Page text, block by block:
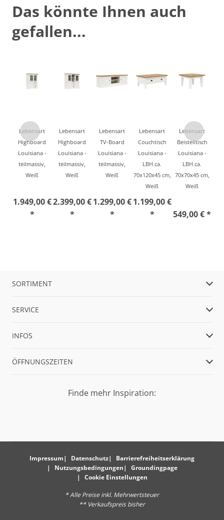
Das könnte Ihnen auch
gefallen...
Lebensart
Highboard
Louisiana -
teilmassiv,
Weiß
1.949,00 €
*
Lebensart
Highboard
Louisiana -
teilmassiv,
Weiß
2.399,00 €
*
Lebensart
TV-Board
Louisiana -
teilmassiv,
Weiß
1.299,00 €
*
Lebensart
Couchtisch
Louisiana -
LBH ca.
70x120x45 cm,
Weiß
1.199,00 €
*
Lebensart
Beistelltisch
Louisiana -
LBH ca.
70x70x45 cm,
Weiß
549,00 € *
SORTIMENT
SERVICE
INFOS
ÖFFNUNGSZEITEN
Finde mehr Inspiration:
Impressum Datenschutz
Barrierefreiheitserklärung
Nutzungsbedingungen
Groundingpage
Cookie Einstellungen
* Alle Preise inkl. Mehrwertsteuer
** Verkaufspreis bisher